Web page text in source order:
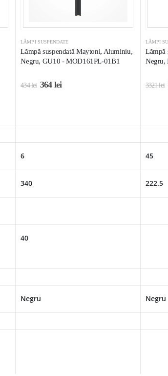
LĂMPI SUSPENDATE
Lămpă suspendată Maytoni, Aluminiu,
Negru, GU10 - MOD161PL-01B1
434lei 364 lei
LĂMPI
Lămpă
Negru,
3321lei
6 45
340 222.5
40
Negru Negru